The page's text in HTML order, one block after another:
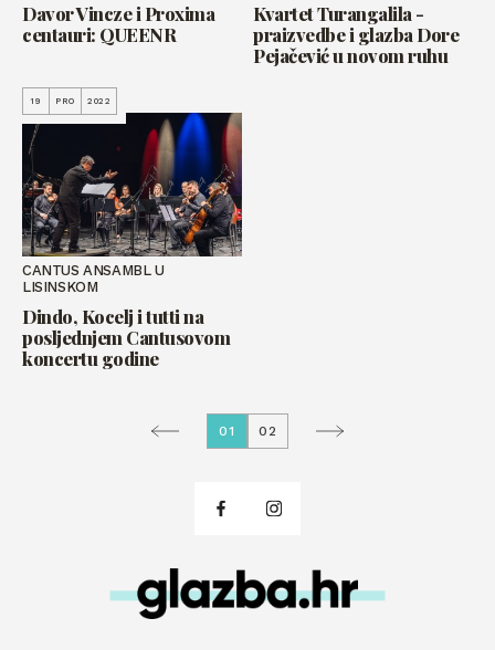
Davor Vincze i Proxima
centauri: QUEENR
Kvartet Turangalila -
praizvedbe i glazba Dore
Pejačević u novom ruhu
19 PRO 2022
CANTUS ANSAMBL U
LISINSKOM
Dindo, Kocelj i tutti na
posljednjem Cantusovom
koncertu godine
01 02